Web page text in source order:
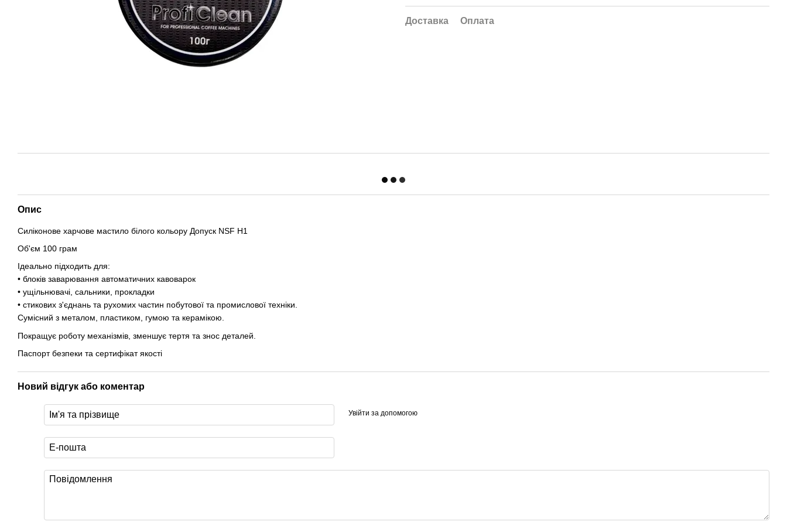
Доставка Оплата
Опис
Силіконове харчове мастило білого кольору Допуск NSF H1
Об'єм 100 грам
Ідеально підходить для:
• блоків заварювання автоматичних кавоварок
• ущільнювачі, сальники, прокладки
• стикових з'єднань та рухомих частин побутової та промислової техніки.
Сумісний з металом, пластиком, гумою та керамікою.
Покращує роботу механізмів, зменшує тертя та знос деталей.
Паспорт безпеки та сертифікат якості
Новий відгук або коментар
Увійти за допомогою